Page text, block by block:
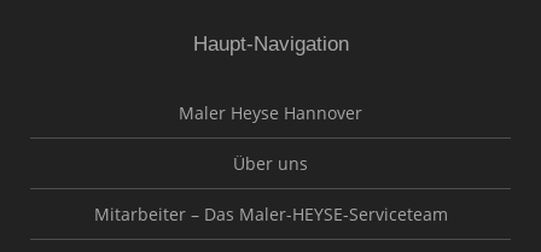
Haupt-Navigation
Maler Heyse Hannover
Über uns
Mitarbeiter – Das Maler-HEYSE-Serviceteam